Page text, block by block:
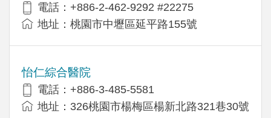
電話：+886-2-462-9292 #22275
地址：桃園市中壢區延平路155號
怡仁綜合醫院
電話：+886-3-485-5581
地址：326桃園市楊梅區楊新北路321巷30號